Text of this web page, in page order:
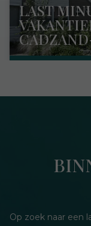
LAST
Op zoek naar een